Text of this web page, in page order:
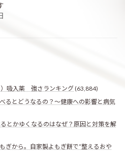
）吸入薬 強さランキング(63,884)
るとどうなるの？〜健康への影響と病気
とかゆくなるのはなぜ？原因と対策を解
ぎから。自家製よもぎ餅で“整えるおや